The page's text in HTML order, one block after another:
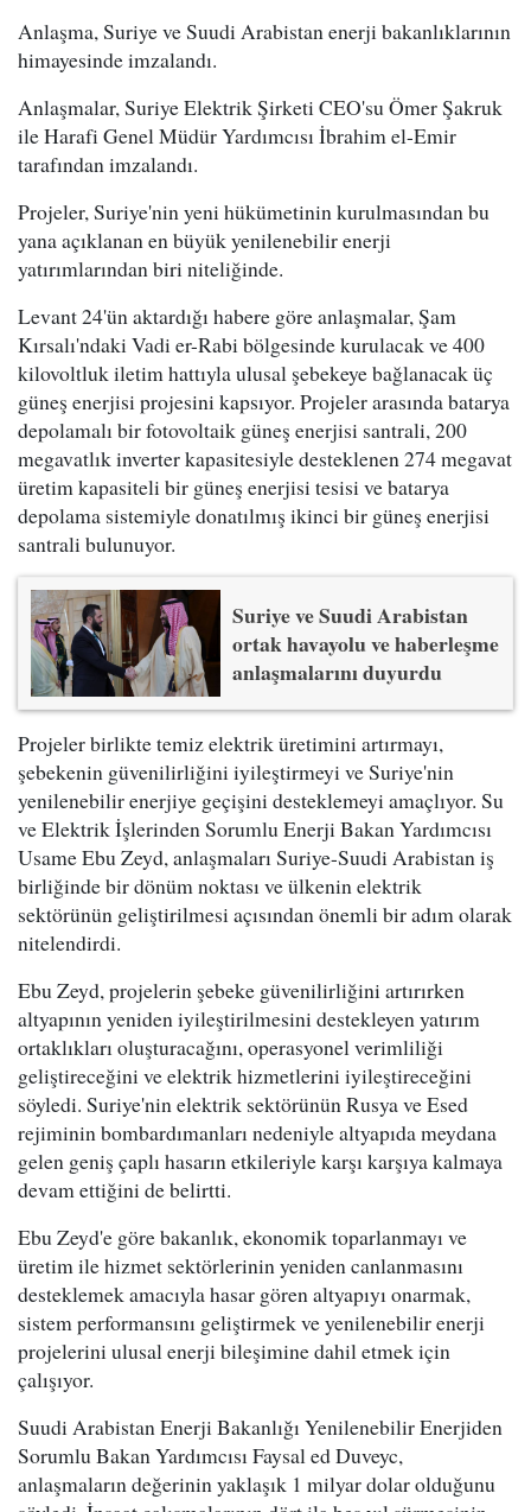
Anlaşma, Suriye ve Suudi Arabistan enerji bakanlıklarının
himayesinde imzalandı.
Anlaşmalar, Suriye Elektrik Şirketi CEO'su Ömer Şakruk
ile Harafi Genel Müdür Yardımcısı İbrahim el-Emir
tarafından imzalandı.
Projeler, Suriye'nin yeni hükümetinin kurulmasından bu
yana açıklanan en büyük yenilenebilir enerji
yatırımlarından biri niteliğinde.
Levant 24'ün aktardığı habere göre anlaşmalar, Şam
Kırsalı'ndaki Vadi er-Rabi bölgesinde kurulacak ve 400
kilovoltluk iletim hattıyla ulusal şebekeye bağlanacak üç
güneş enerjisi projesini kapsıyor. Projeler arasında batarya
depolamalı bir fotovoltaik güneş enerjisi santrali, 200
megavatlık inverter kapasitesiyle desteklenen 274 megavat
üretim kapasiteli bir güneş enerjisi tesisi ve batarya
depolama sistemiyle donatılmış ikinci bir güneş enerjisi
santrali bulunuyor.
Suriye ve Suudi Arabistan
ortak havayolu ve haberleşme
anlaşmalarını duyurdu
Projeler birlikte temiz elektrik üretimini artırmayı,
şebekenin güvenilirliğini iyileştirmeyi ve Suriye'nin
yenilenebilir enerjiye geçişini desteklemeyi amaçlıyor. Su
ve Elektrik İşlerinden Sorumlu Enerji Bakan Yardımcısı
Usame Ebu Zeyd, anlaşmaları Suriye-Suudi Arabistan iş
birliğinde bir dönüm noktası ve ülkenin elektrik
sektörünün geliştirilmesi açısından önemli bir adım olarak
nitelendirdi.
Ebu Zeyd, projelerin şebeke güvenilirliğini artırırken
altyapının yeniden iyileştirilmesini destekleyen yatırım
ortaklıkları oluşturacağını, operasyonel verimliliği
geliştireceğini ve elektrik hizmetlerini iyileştireceğini
söyledi. Suriye'nin elektrik sektörünün Rusya ve Esed
rejiminin bombardımanları nedeniyle altyapıda meydana
gelen geniş çaplı hasarın etkileriyle karşı karşıya kalmaya
devam ettiğini de belirtti.
Ebu Zeyd'e göre bakanlık, ekonomik toparlanmayı ve
üretim ile hizmet sektörlerinin yeniden canlanmasını
desteklemek amacıyla hasar gören altyapıyı onarmak,
sistem performansını geliştirmek ve yenilenebilir enerji
projelerini ulusal enerji bileşimine dahil etmek için
çalışıyor.
Suudi Arabistan Enerji Bakanlığı Yenilenebilir Enerjiden
Sorumlu Bakan Yardımcısı Faysal ed Duveyc,
anlaşmaların değerinin yaklaşık 1 milyar dolar olduğunu